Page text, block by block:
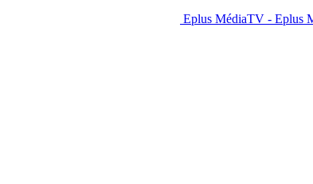
Eplus MédiaTV - Eplus